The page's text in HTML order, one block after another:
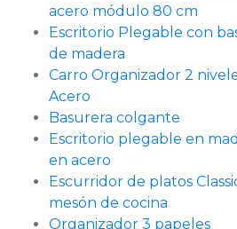
acero módulo 80 cm
Escritorio Plegable con
de madera
Carro Organizador 2
Acero
Basurera colgante
Escritorio plegable en
en acero
Escurridor de platos
mesón de cocina
Organizador 3 papeles